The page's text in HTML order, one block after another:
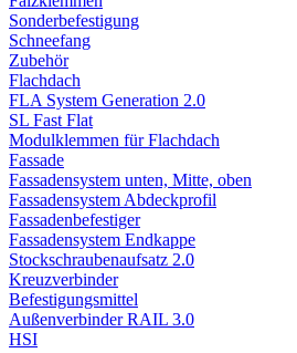
Sonderbefestigung
Schneefang
Zubehör
Flachdach
FLA System Generation 2.0
SL Fast Flat
Modulklemmen für Flachdach
Fassade
Fassadensystem unten, Mitte, oben
Fassadensystem Abdeckprofil
Fassadenbefestiger
Fassadensystem Endkappe
Stockschrauben­aufsatz 2.0
Kreuzverbinder
Befestigungsmittel
Außenverbinder RAIL 3.0
HSI